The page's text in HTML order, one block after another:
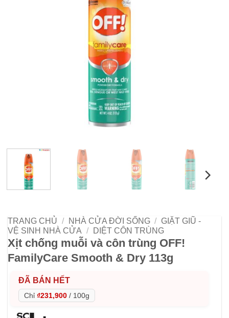
TRANG CHỦ / NHÀ CỬA ĐỜI SỐNG / GIẶT GIŨ -
VỆ SINH NHÀ CỬA / DIỆT CÔN TRÙNG
Xịt chống muỗi và côn trùng OFF!
FamilyCare Smooth & Dry 113g
ĐÃ BÁN HẾT
Chỉ ₫231,900 / 100g